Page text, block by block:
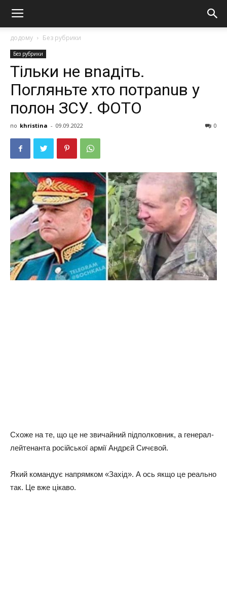
додому Без рубрики
Без рубрики
Тільки не вnадіть.
Погляньте хто потраnuв у
полон ЗСУ. ФОТО
по khristina - 09.09.2022 0
Схоже на те, що це не звичайний підполковник, а генерал-
лейтенанта російської армії Андрєй Сичєвой.
Який командує напрямком «Захід». А ось якщо це реально
так. Це вже цікаво.